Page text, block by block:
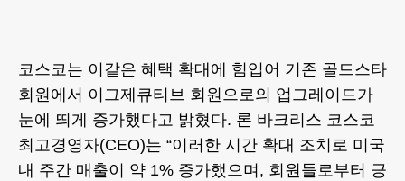
코스코는 이같은 혜택 확대에 힘입어 기존 골드스타
회원에서 이그제큐티브 회원으로의 업그레이드가
눈에 띄게 증가했다고 밝혔다. 론 바크리스 코스코
최고경영자(CEO)는 “이러한 시간 확대 조치로 미국
내 주간 매출이 약 1% 증가했으며, 회원들로부터 긍